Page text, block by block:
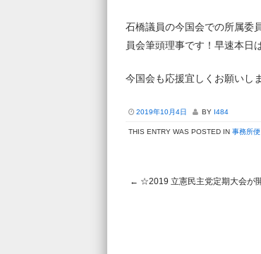
石橋議員の今国会での所属委
員会筆頭理事です！早速本日
今国会も応援宜しくお願いしま
2019年10月4日 BY I484
THIS ENTRY WAS POSTED IN 事務所便
← ☆2019 立憲民主党定期大会が